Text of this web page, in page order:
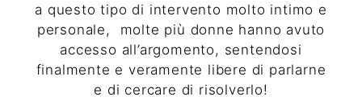
a questo tipo di intervento molto intimo e
personale,
molte più donne hanno avuto
accesso all’argomento, sentendosi
finalmente e veramente libere di parlarne
e di cercare di risolverlo!